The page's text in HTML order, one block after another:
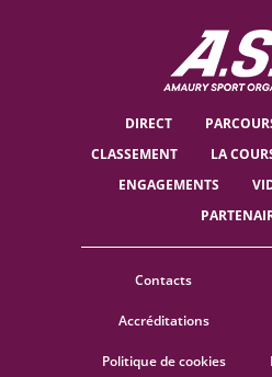
DIRECT
CLASSEMENT
LA
ENGAGEMENTS
Contacts
Accréditations
Politique de cookies